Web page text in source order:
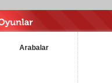
Arabalar